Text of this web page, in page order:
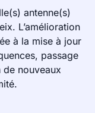
antenne(s)
L’amélioration
à la mise à jour
passage
de nouveaux